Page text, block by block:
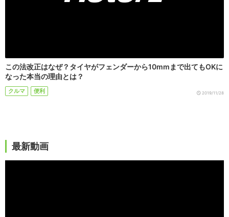
この法改正はなぜ？タイヤがフェンダーから10mmまで出てもOKに
なった本当の理由とは？
クルマ 便利 2019/11/28
最新動画